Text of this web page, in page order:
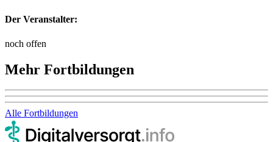
Der Veranstalter:
noch offen
Mehr Fortbildungen
Alle Fortbildungen